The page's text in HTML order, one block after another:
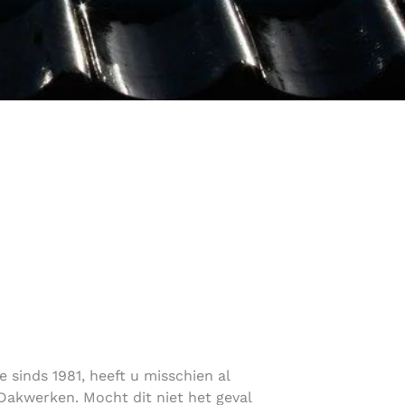
sinds 1981, heeft u misschien al
Mocht dit niet het geval